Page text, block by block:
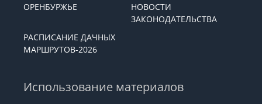
ОРЕНБУРЖЬЕ
НОВОСТИ
ЗАКОНОДАТЕЛЬСТВА
РАСПИСАНИЕ ДАЧНЫХ
МАРШРУТОВ-2026
Использование материалов